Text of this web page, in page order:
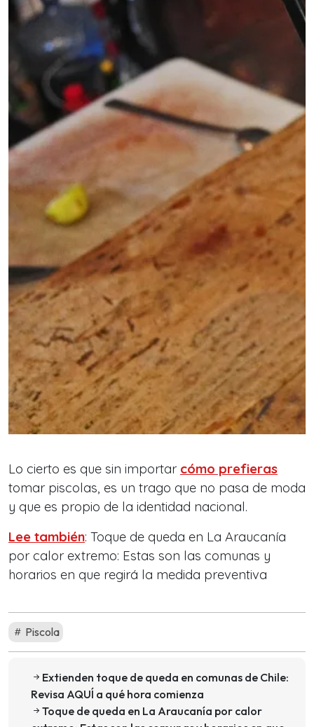
Lo cierto es que sin importar cómo prefieras
tomar piscolas, es un trago que no pasa de moda
y que es propio de la identidad nacional.
Lee también: Toque de queda en La Araucanía
por calor extremo: Estas son las comunas y
horarios en que regirá la medida preventiva
Piscola
Extienden toque de queda en comunas de Chile:
Revisa AQUÍ a qué hora comienza
Toque de queda en La Araucanía por calor